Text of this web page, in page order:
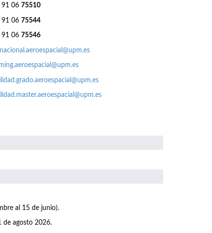
91 06 75510
91 06 75544
91 06 75546
al 15 de junio).
de agosto 2026.